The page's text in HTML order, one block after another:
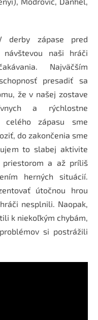
derby zápase pred
návštevou naši hráči
Najväčším
presadiť sa
že v našej zostave
a rýchlostne
celého zápasu sme
do zakončenia sme
to slabej aktivite
a až príliš
herných situácií.
útočnou hrou
nesplnili. Naopak,
k niekoľkým chybám,
si postrážili